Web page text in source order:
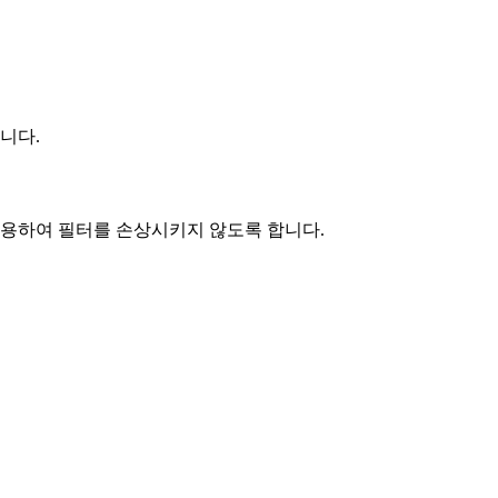
다.
하여 필터를 손상시키지 않도록 합니다.